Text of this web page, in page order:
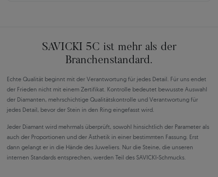
SAVICKI 5C ist mehr als der
Branchenstandard.
Echte Qualität beginnt mit der Verantwortung für jedes Detail. Für uns endet
der Frieden nicht mit einem Zertifikat. Kontrolle bedeutet bewusste Auswahl
der Diamanten, mehrschichtige Qualitätskontrolle und Verantwortung für
jedes Detail, bevor der Stein in den Ring eingefasst wird.
Jeder Diamant wird mehrmals überprüft, sowohl hinsichtlich der Parameter als
auch der Proportionen und der Ästhetik in einer bestimmten Fassung. Erst
dann gelangt er in die Hände des Juweliers. Nur die Steine, die unseren
internen Standards entsprechen, werden Teil des SAVICKI-Schmucks.